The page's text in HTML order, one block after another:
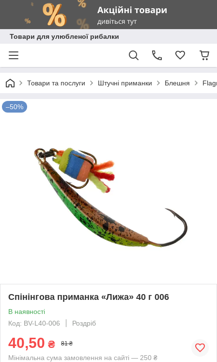
Товари для улюбленої рибалки
Товари та послуги Штучні приманки Блешня
–50%
Спінінгова приманка «Лижа» 40 г 006
В наявності
Код: BV-L40-006
Роздріб
40,50 ₴ 81 ₴
Мінімальна сума замовлення на сайті — 250 ₴